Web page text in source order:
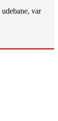
var